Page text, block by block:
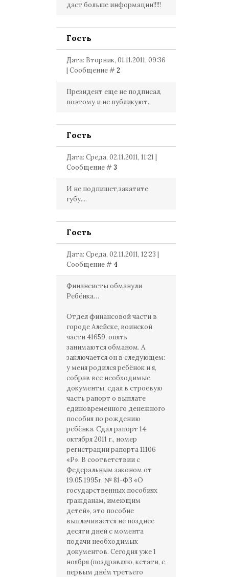
даст больше информации!!!!!
Гость
Дата: Вторник, 01.11.2011, 09:36
| Сообщение #2
Президент еще не подписал,
поэтому и не публикуют.
Гость
Дата: Среда, 02.11.2011, 11:21 |
Сообщение #3
И не подпишет,закатите
губу....
Гость
Дата: Среда, 02.11.2011, 12:23 |
Сообщение #4
Финансисты обманули
Ребёнка…
Отдел финансовой части в
городе Алейске, воинской
части 41659, опять
занимаются обманом. А
заключается он в следующем:
у меня родился ребёнок и я,
собрав все необходимые
документы, сдал в строевую
часть рапорт о выплате
единовременного денежного
пособия по рождению
ребёнка. Сдал рапорт 14
октября 2011 г., номер
регистрации рапорта 11106
«Р». В соответствии с
Федеральным законом от
19.05.1995г. № 81-ФЗ «О
государственных пособиях
гражданам, имеющим
детей», это пособие
выплачивается не позднее
десяти дней с момента
подачи необходимых
документов. Сегодня уже 1
ноября (поздравляю, кстати, с
первым днём третьего